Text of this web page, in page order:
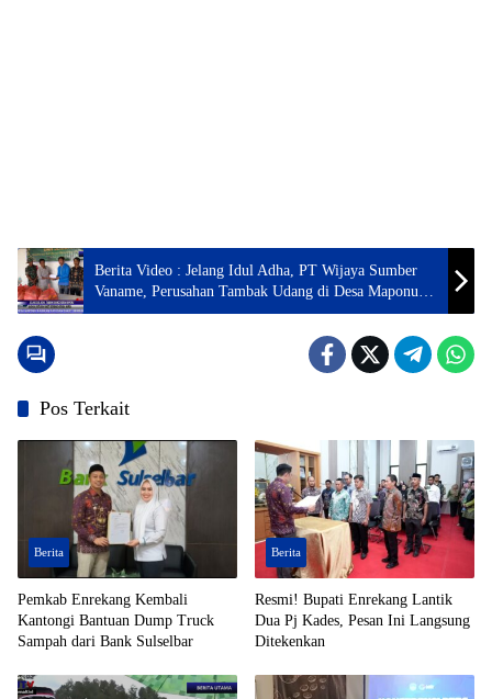
Berita Video : Jelang Idul Adha, PT Wijaya Sumber
Vaname, Perusahan Tambak Udang di Desa Maponu
Bagikan Ratusan Paket Sembako Kepada Warga
Pos Terkait
Berita
Pemkab Enrekang Kembali
Kantongi Bantuan Dump Truck
Sampah dari Bank Sulselbar
Berita
Resmi! Bupati Enrekang Lantik
Dua Pj Kades, Pesan Ini Langsung
Ditekenkan